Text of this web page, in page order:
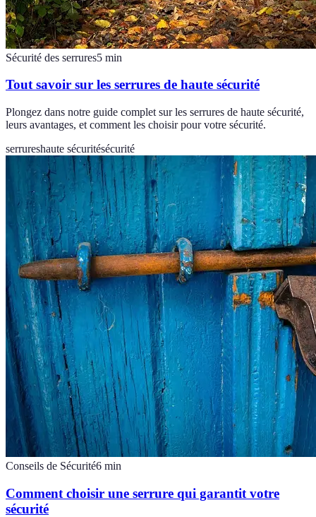
Sécurité des serrures5 min
Tout savoir sur les serrures de haute sécurité
Plongez dans notre guide complet sur les serrures de haute sécurité,
leurs avantages, et comment les choisir pour votre sécurité.
serrureshaute sécuritésécurité
Conseils de Sécurité6 min
Comment choisir une serrure qui garantit votre
sécurité